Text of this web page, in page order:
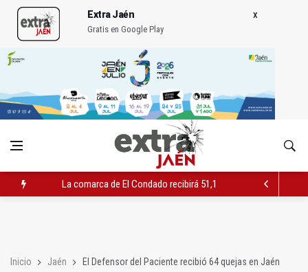
Extra Jaén
Gratis en Google Play
La comarca de El Condado recibirá 51,1 millones por el
Inicio Jaén El Defensor del Paciente recibió 64 quejas en Jaén